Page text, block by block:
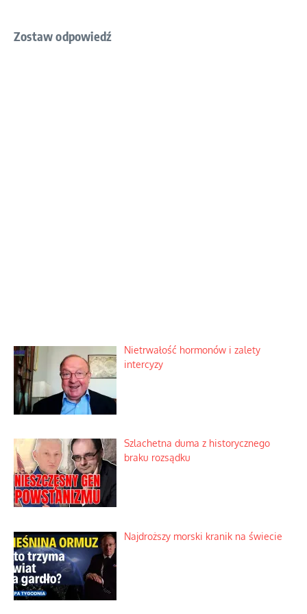
Zostaw odpowiedź
Nietrwałość hormonów i zalety
intercyzy
Szlachetna duma z historycznego
braku rozsądku
Najdroższy morski kranik na świecie